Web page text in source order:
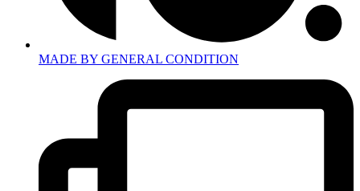
MADE BY GENERAL CONDITION